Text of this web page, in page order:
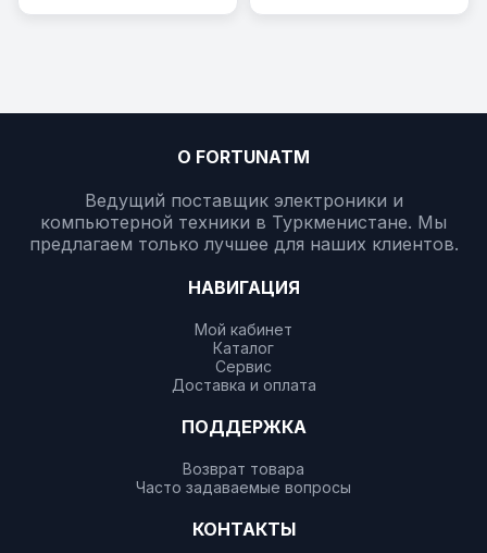
О FORTUNATM
Ведущий поставщик электроники и
компьютерной техники в Туркменистане. Мы
предлагаем только лучшее для наших клиентов.
НАВИГАЦИЯ
Мой кабинет
Каталог
Сервис
Доставка и оплата
ПОДДЕРЖКА
Возврат товара
Часто задаваемые вопросы
КОНТАКТЫ